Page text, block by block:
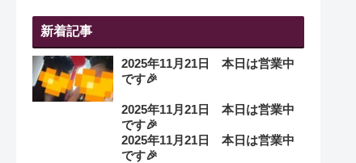
新着記事
2025年11月21日 本日は営業中
です🎉
2025年11月21日 本日は営業中
です🎉
2025年11月21日 本日は営業中
です🎉